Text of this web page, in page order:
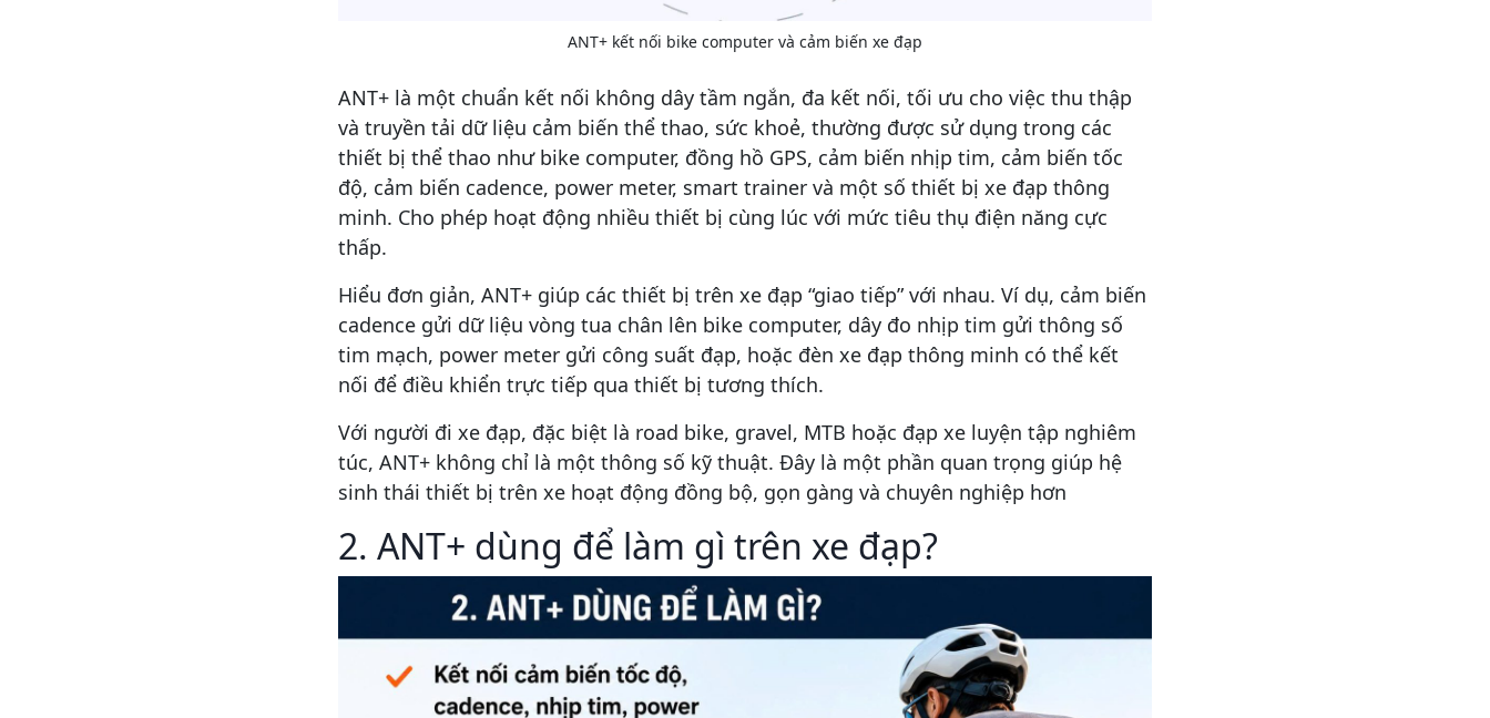
ANT+ kết nối bike computer và cảm biến xe đạp
ANT+ là một chuẩn kết nối không dây tầm ngắn, đa kết nối, tối ưu cho việc thu thập
và truyền tải dữ liệu cảm biến thể thao, sức khoẻ, thường được sử dụng trong các
thiết bị thể thao như bike computer, đồng hồ GPS, cảm biến nhịp tim, cảm biến tốc
độ, cảm biến cadence, power meter, smart trainer và một số thiết bị xe đạp thông
minh. Cho phép hoạt động nhiều thiết bị cùng lúc với mức tiêu thụ điện năng cực
thấp.
Hiểu đơn giản, ANT+ giúp các thiết bị trên xe đạp “giao tiếp” với nhau. Ví dụ, cảm biến
cadence gửi dữ liệu vòng tua chân lên bike computer, dây đo nhịp tim gửi thông số
tim mạch, power meter gửi công suất đạp, hoặc đèn xe đạp thông minh có thể kết
nối để điều khiển trực tiếp qua thiết bị tương thích.
Với người đi xe đạp, đặc biệt là road bike, gravel, MTB hoặc đạp xe luyện tập nghiêm
túc, ANT+ không chỉ là một thông số kỹ thuật. Đây là một phần quan trọng giúp hệ
sinh thái thiết bị trên xe hoạt động đồng bộ, gọn gàng và chuyên nghiệp hơn
2. ANT+ dùng để làm gì trên xe đạp?